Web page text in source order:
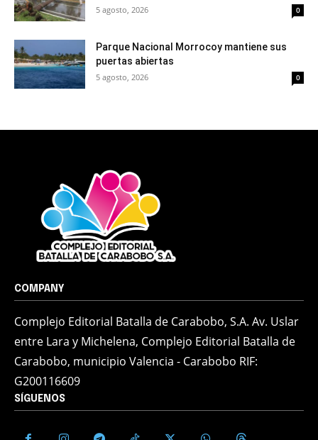
5 agosto, 2026 0
Parque Nacional Morrocoy mantiene sus
puertas abiertas
5 agosto, 2026 0
COMPANY
Complejo Editorial Batalla de Carabobo, S.A. Av. Uslar
entre Lara y Michelena, Complejo Editorial Batalla de
Carabobo, municipio Valencia - Carabobo RIF:
G200116609
SÍGUENOS